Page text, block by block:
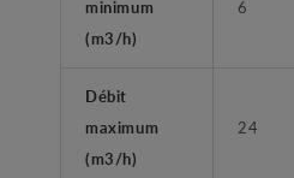
minimum
(m3/h)
6
Débit
maximum
(m3/h)
24